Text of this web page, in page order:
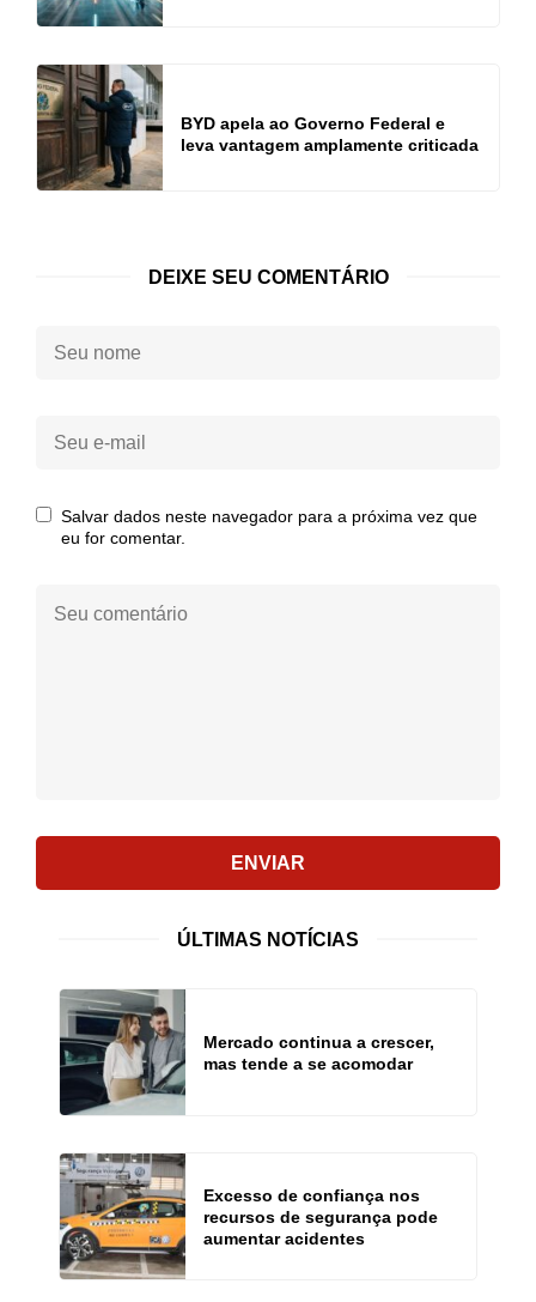
BYD apela ao Governo Federal e
leva vantagem amplamente criticada
DEIXE SEU COMENTÁRIO
Seu
nome:
Seu
Salvar dados neste navegador para a próxima vez que
eu for comentar.
comentário:
ENVIAR
ÚLTIMAS NOTÍCIAS
Mercado continua a crescer,
mas tende a se acomodar
Excesso de confiança nos
recursos de segurança pode
aumentar acidentes